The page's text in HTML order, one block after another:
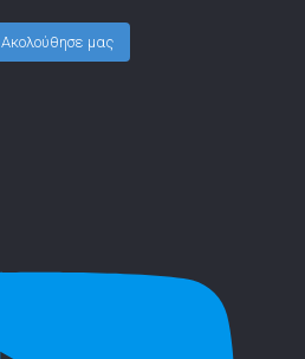
Ακολούθησε μας